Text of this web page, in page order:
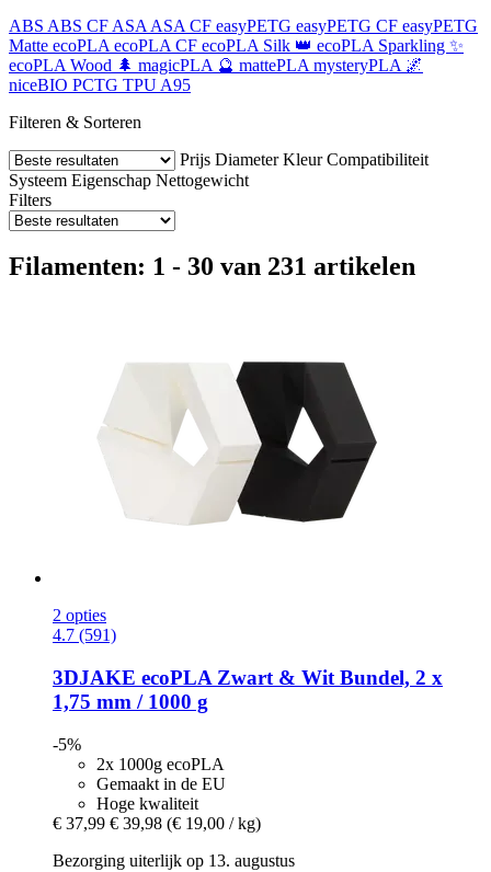
ABS ABS CF ASA ASA CF easyPETG easyPETG CF easyPETG
Matte ecoPLA ecoPLA CF ecoPLA Silk 👑 ecoPLA Sparkling ✨
ecoPLA Wood 🌲 magicPLA 🔮 mattePLA mysteryPLA 🌌
niceBIO PCTG TPU A95
Filteren & Sorteren
Prijs Diameter Kleur Compatibiliteit
Systeem Eigenschap Nettogewicht
Filters
Filamenten: 1 - 30 van 231 artikelen
2 opties
4.7 (591)
3DJAKE ecoPLA Zwart & Wit Bundel, 2 x
1,75 mm / 1000 g
-5%
2x 1000g ecoPLA
Gemaakt in de EU
Hoge kwaliteit
€ 37,99 € 39,98 (€ 19,00 / kg)
Bezorging uiterlijk op 13. augustus